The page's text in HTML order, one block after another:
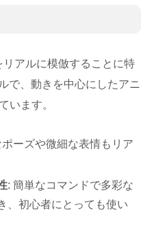
アルに模倣することに特
で、動きを中心にしたアニ
います。
ーズや微細な表情もリア
: 簡単なコマンドで多彩な
、初心者にとっても使い